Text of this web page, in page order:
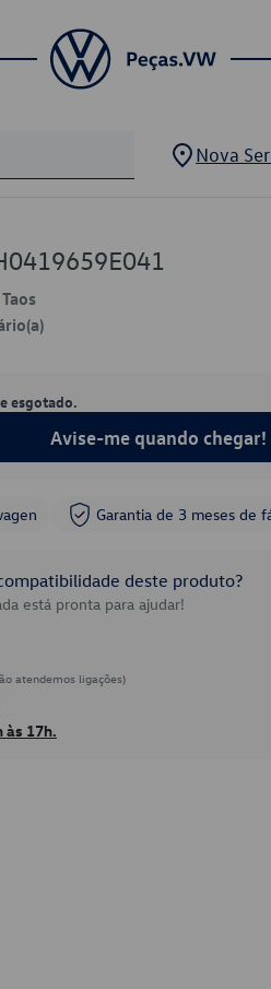
Nova
esgotado.
Avise-me quando chegar!
Garantia de 3 meses de
deste produto?
está pronta para ajudar!
atendemos ligações)
às 17h.